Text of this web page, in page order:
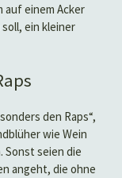
einem Acker
ein kleiner
den Raps“,
wie Wein
Sonst seien die
angeht, die ohne